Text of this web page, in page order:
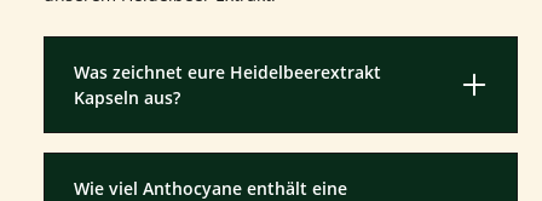
Was zeichnet eure Heidelbeerextrakt
Kapseln aus?
Wie viel Anthocyane enthält eine